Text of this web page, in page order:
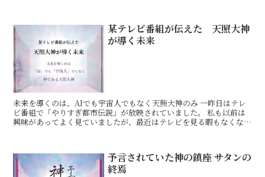
某テレビ番組が伝えた 天照大神
が導く未来
未来を導くのは、AIでも宇宙人でもなく天照大神のみ 一昨日はテレ
ビ番組で「やりすぎ都市伝説」が放映されていました。 私も以前は
興味があってよく見ていましたが、最近はテレビを見る暇もなくなっ
予言されていた神の鎮座 サタンの
終焉